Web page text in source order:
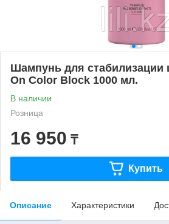
Шампунь для стабилизации
On Color Block 1000 мл.
В наличии
Розница
16 950 ₸
Купить
Описание Характеристики